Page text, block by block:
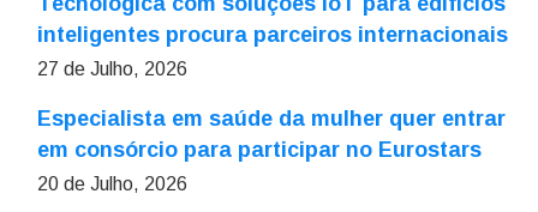
inteligentes procura parceiros internacionais
27 de Julho, 2026
Especialista em saúde da mulher quer entrar
em consórcio para participar no Eurostars
20 de Julho, 2026